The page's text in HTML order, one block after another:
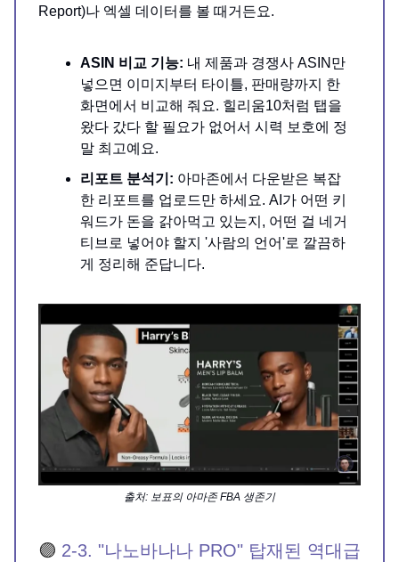
Report)나 엑셀 데이터를 볼 때거든요.
ASIN 비교 기능: 내 제품과 경쟁사 ASIN만
넣으면 이미지부터 타이틀, 판매량까지 한
화면에서 비교해 줘요. 힐리움10처럼 탭을
왔다 갔다 할 필요가 없어서 시력 보호에 정
말 최고예요.
리포트 분석기: 아마존에서 다운받은 복잡
한 리포트를 업로드만 하세요. AI가 어떤 키
워드가 돈을 갉아먹고 있는지, 어떤 걸 네거
티브로 넣어야 할지 '사람의 언어'로 깔끔하
게 정리해 준답니다.
출처: 보표의 아마존 FBA 생존기
🟣 2-3. "나노바나나 PRO" 탑재된 역대급